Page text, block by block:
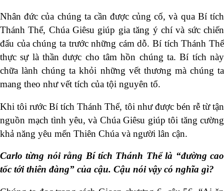
Nhân đức của chúng ta cần được củng cố, và qua Bí tích
Thánh Thể, Chúa Giêsu giúp gia tăng ý chí và sức chiến
đấu của chúng ta trước những cám dỗ. Bí tích Thánh Thể
thực sự là thần dược cho tâm hồn chúng ta. Bí tích này
chữa lành chúng ta khỏi những vết thương mà chúng ta
mang theo như vết tích của tội nguyên tổ.
Khi tôi rước Bí tích Thánh Thể, tôi như được bén rễ từ tận
nguồn mạch tình yêu, và Chúa Giêsu giúp tôi tăng cường
khả năng yêu mến Thiên Chúa và người lân cận.
Carlo từng nói rằng Bí tích Thánh Thể là “đường cao
tốc tới thiên đàng” của cậu. Cậu nói vậy có nghĩa gì?